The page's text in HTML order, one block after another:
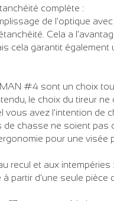
complète :
de l'optique
Cela a
cela garantit
#4 sont un choix
le choix du tireur
vous avez l'intention de
chasse ne soient pas
pour une visée
recul et aux intempéries
partir d'une seule